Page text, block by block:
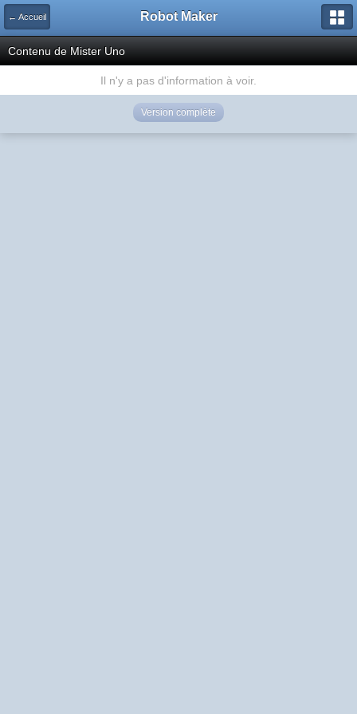
← Accueil Robot Maker
Contenu de Mister Uno
Il n'y a pas d'information à voir.
Version complète